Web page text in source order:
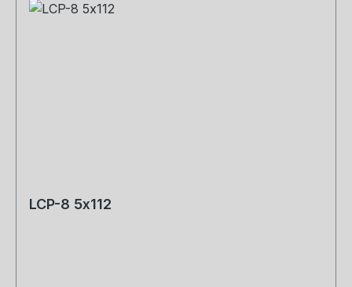
LCP-8 5x112